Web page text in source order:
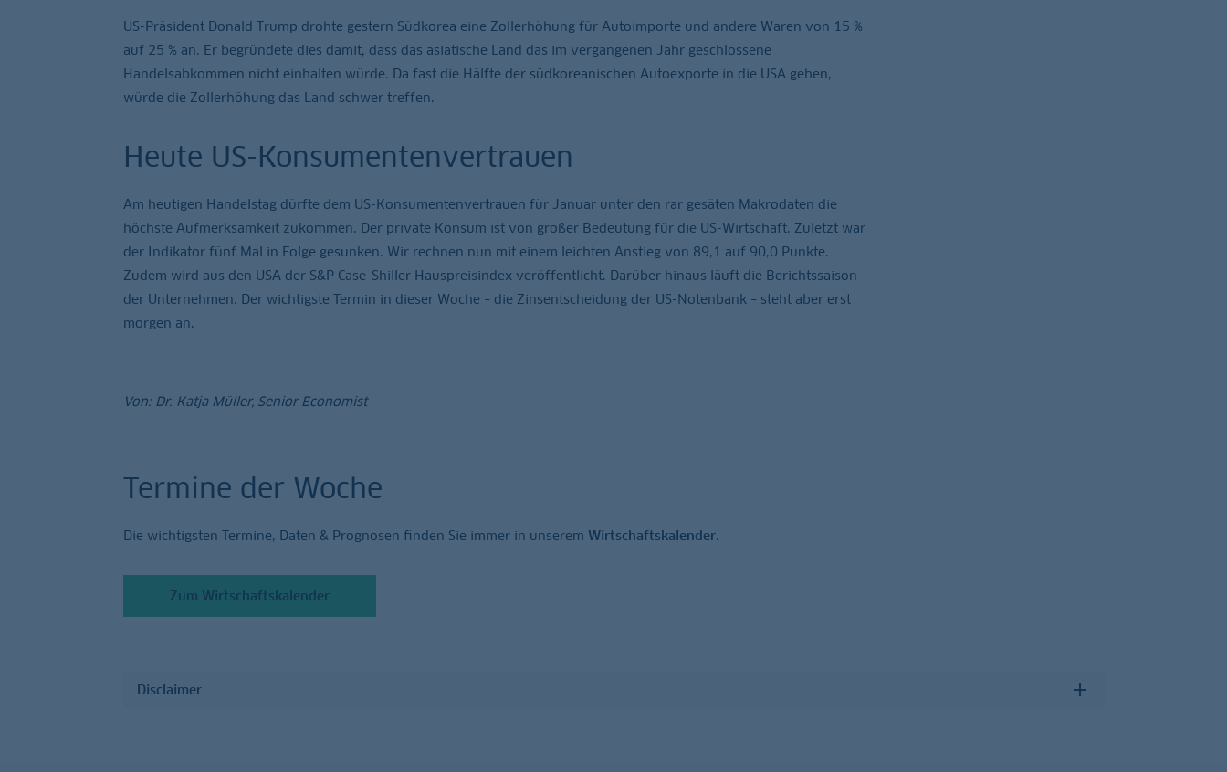
US-Präsident Donald Trump drohte gestern Südkorea eine Zollerhöhung für Autoimporte und andere Waren von 15 %
auf 25 % an. Er begründete dies damit, dass das asiatische Land das im vergangenen Jahr geschlossene
Handelsabkommen nicht einhalten würde. Da fast die Hälfte der südkoreanischen Autoexporte in die USA gehen,
würde die Zollerhöhung das Land schwer treffen.
Heute US-Konsumentenvertrauen
Am heutigen Handelstag dürfte dem US-Konsumentenvertrauen für Januar unter den rar gesäten Makrodaten die
höchste Aufmerksamkeit zukommen. Der private Konsum ist von großer Bedeutung für die US-Wirtschaft. Zuletzt war
der Indikator fünf Mal in Folge gesunken. Wir rechnen nun mit einem leichten Anstieg von 89,1 auf 90,0 Punkte.
Zudem wird aus den USA der S&P Case-Shiller Hauspreisindex veröffentlicht. Darüber hinaus läuft die Berichtssaison
der Unternehmen. Der wichtigste Termin in dieser Woche – die Zinsentscheidung der US-Notenbank – steht aber erst
morgen an.
Von: Dr. Katja Müller, Senior Economist
Termine der Woche
Die wichtigsten Termine, Daten & Prognosen finden Sie immer in unserem Wirtschaftskalender.
Zum Wirtschaftskalender
Disclaimer